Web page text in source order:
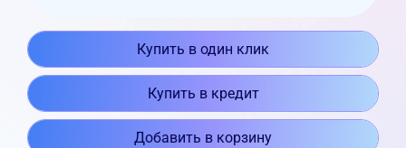
Купить в один клик
Купить в кредит
Добавить в корзину